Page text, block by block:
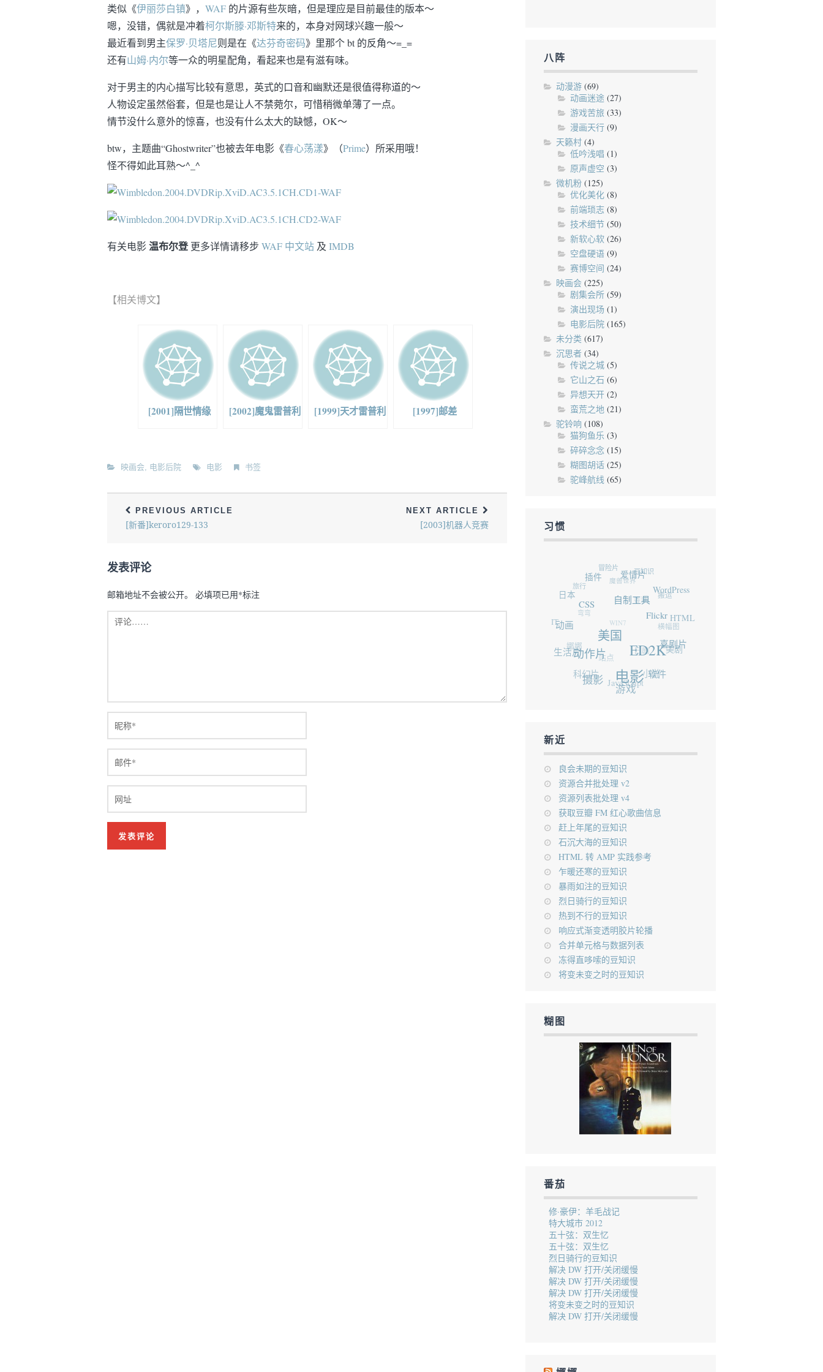
类似《伊丽莎白镇》， WAF 的片源有些灰暗，但是理应是目前最佳的版本～
嗯，没错，偶就是冲着柯尔斯滕·邓斯特来的，本身对网球兴趣一般～
最近看到男主保罗·贝塔尼则是在《达芬奇密码》里那个 bt 的反角～=_=
还有山姆·内尔等一众的明星配角，看起来也是有滋有味。
对于男主的内心描写比较有意思，英式的口音和幽默还是很值得称道的～
人物设定虽然俗套，但是也是让人不禁菀尔，可惜稍微单薄了一点。
情节没什么意外的惊喜，也没有什么太大的缺憾，OK～
btw，主题曲“Ghostwriter”也被去年电影《春心荡漾》（Prime）所采用哦！
怪不得如此耳熟～^_^
有关电影温布尔登更多详情请移步 WAF 中文站 及 IMDB
【相关博文】
[2001]隔世情缘 [2002]魔鬼雷普利 [1999]天才雷普利 [1997]邮差
映画会, 电影后院 电影 书签
PREVIOUS ARTICLE
[新番]keroro129-133
NEXT ARTICLE
[2003]机器人竞赛
发表评论
邮箱地址不会被公开。 必填项已用*标注
八阵
动漫游(69)
动画迷途(27)
游戏苦旅(33)
漫画天行(9)
天籁村(4)
低吟浅唱 (1)
原声虚空 (3)
微机粉(125)
优化美化(8)
前端琐志(8)
技术细节(50)
新软心软(26)
空盘硬语(9)
赛博空间 (24)
映画会(225)
剧集会所(59)
演出现场 (1)
电影后院(165)
未分类 (617)
沉思者(34)
传说之城(5)
它山之石 (6)
异想天开(2)
蛮荒之地(21)
驼铃响 (108)
猫狗鱼乐 (3)
碎碎念念 (15)
糊图胡话(25)
驼峰航线 (65)
习惯
电影
ED2K
美国
动作片
摄影
游戏
软件
喜剧片
Flickr
自制工具
CSS
动画
生活片
科幻片
JavaScript
小说
美剧
HTML
WordPress
爱情片
插件
日本
娜娜
站点
日剧
横幅图
搬运
豆知识
冒险片
旅行
弯弯
香港
魔兽世界
新近
良会未期的豆知识
资源合并批处理 v2
资源列表批处理 v4
获取豆瓣 FM 红心歌曲信息
赶上年尾的豆知识
石沉大海的豆知识
HTML 转 AMP 实践参考
乍暖还寒的豆知识
暴雨如注的豆知识
烈日骑行的豆知识
热到不行的豆知识
响应式渐变透明胶片轮播
合并单元格与数据列表
冻得直哆嗦的豆知识
将变未变之时的豆知识
糊图
番茄
修·豪伊：羊毛战记
特大城市 2012
五十弦：双生忆
五十弦：双生忆
烈日骑行的豆知识
解决 DW 打开/关闭缓慢
解决 DW 打开/关闭缓慢
解决 DW 打开/关闭缓慢
将变未变之时的豆知识
解决 DW 打开/关闭缓慢